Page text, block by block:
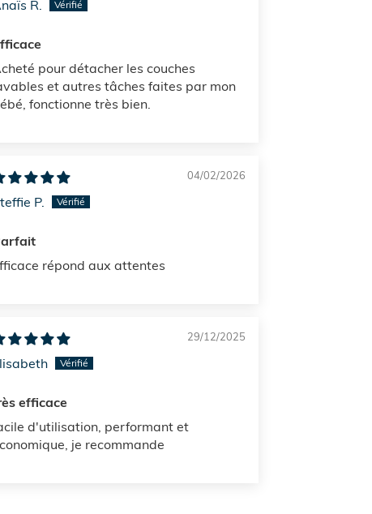
R.
pour détacher les couches
et autres tâches faites par mon
fonctionne très bien.
04/02/2026
P.
répond aux attentes
29/12/2025
efficace
d'utilisation, performant et
je recommande